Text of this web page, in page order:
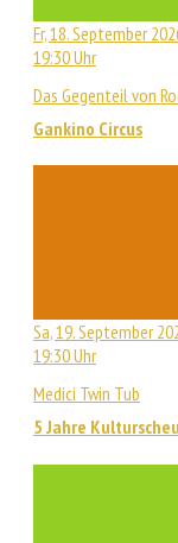
Fr, 18. September
19:30 Uhr
Das Gegenteil von
Gankino Circus
Sa, 19. September
19:30 Uhr
Medici Twin Tub
5 Jahre